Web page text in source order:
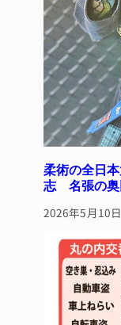
柔術の全日
志 名張の奥
2026年5月10日